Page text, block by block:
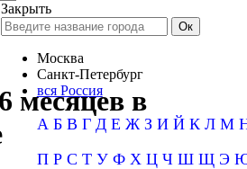
Закрыть
Москва
Санкт-Петербург
вся Россия
А Б В Г Д Е Ж З И Й К Л М
П Р С Т У Ф Х Ц Ч Ш Щ Э
месяцев в